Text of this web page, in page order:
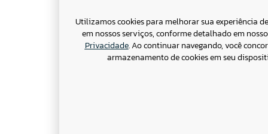
Utilizamos cookies para melhorar sua experiência
em nossos serviços, conforme detalhado em
Privacidade. Ao continuar navegando, você
armazenamento de cookies em seu